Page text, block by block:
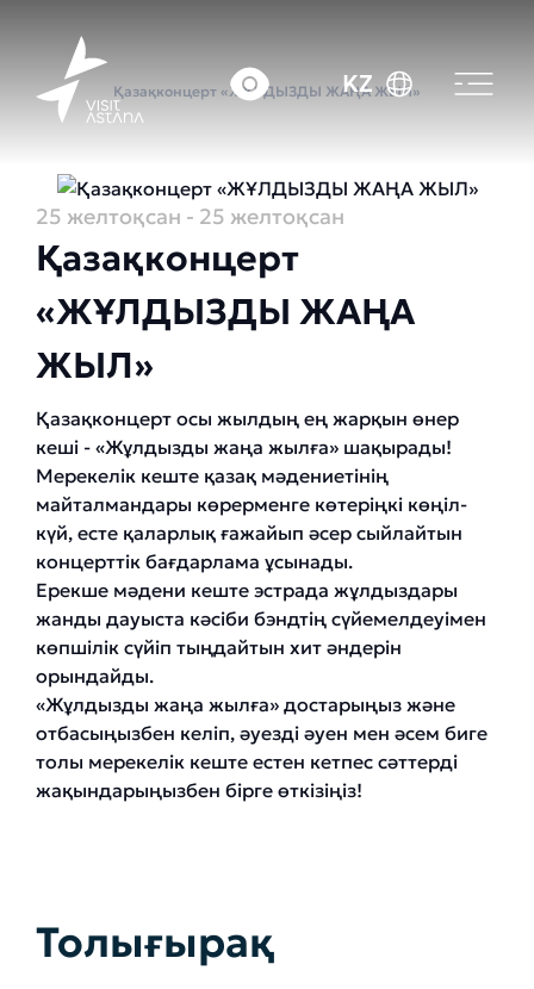
KZ
Оқиғалар күнтізбесі
Қазақконцерт «ЖҰЛДЫЗДЫ ЖАҢА ЖЫЛ»
25 желтоқсан - 25 желтоқсан
Қазақконцерт
«ЖҰЛДЫЗДЫ ЖАҢА
ЖЫЛ»
Қазақконцерт осы жылдың ең жарқын өнер
кеші - «Жұлдызды жаңа жылға» шақырады!
Мерекелік кеште қазақ мәдениетінің
майталмандары көрерменге көтеріңкі көңіл-
күй, есте қаларлық ғажайып әсер сыйлайтын
концерттік бағдарлама ұсынады.
Ерекше мәдени кеште эстрада жұлдыздары
жанды дауыста кәсіби бэндтің сүйемелдеуімен
көпшілік сүйіп тыңдайтын хит әндерін
орындайды.
«Жұлдызды жаңа жылға» достарыңыз және
отбасыңызбен келіп, әуезді әуен мен әсем биге
толы мерекелік кеште естен кетпес сәттерді
жақындарыңызбен бірге өткізіңіз!
Толығырақ